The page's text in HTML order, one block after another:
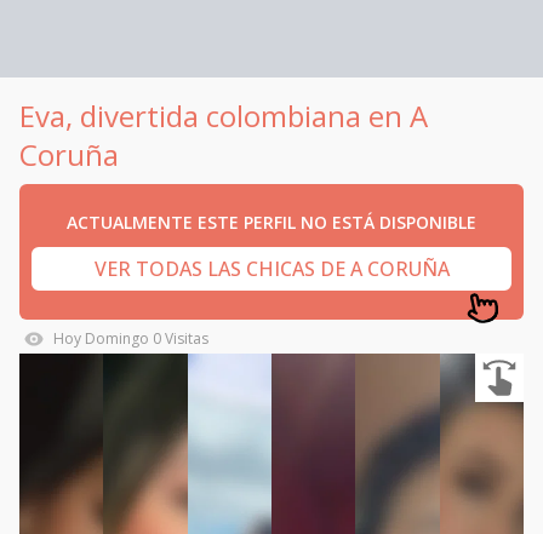
Eva, divertida colombiana en A
Coruña
ACTUALMENTE ESTE PERFIL NO ESTÁ DISPONIBLE
VER TODAS LAS CHICAS DE A CORUÑA
Hoy Domingo 0Visitas